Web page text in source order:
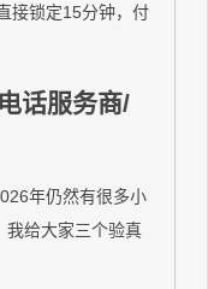
接锁定15分钟，付
话服务商/
年仍然有很多小
我给大家三个验真